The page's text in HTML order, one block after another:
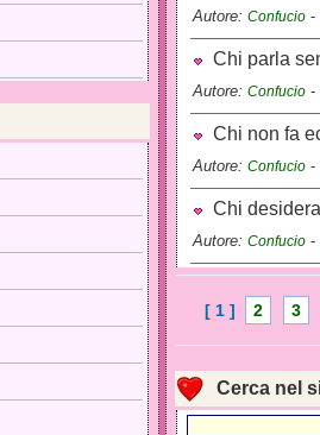
Autore: Confucio -
Chi parla
Autore: Confucio -
Chi non fa
Autore: Confucio -
Chi
Autore: Confucio -
[ 1 ] 2 3
Cerca nel